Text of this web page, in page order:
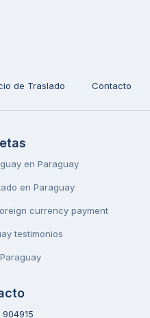
de Traslado Contacto
en Paraguay
en Paraguay
currency payment
testimonios